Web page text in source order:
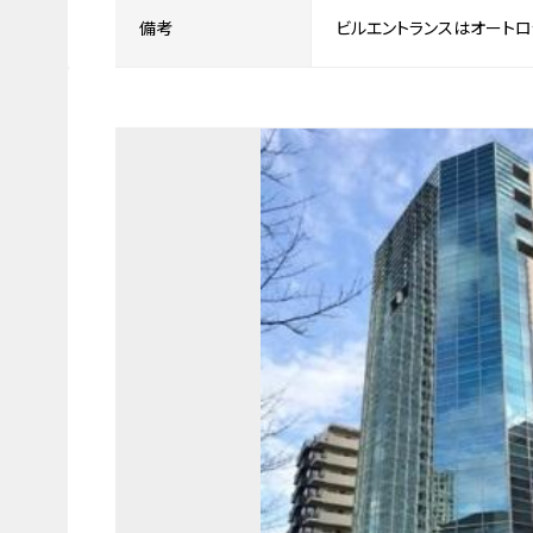
備考 ビルエントランスはオート